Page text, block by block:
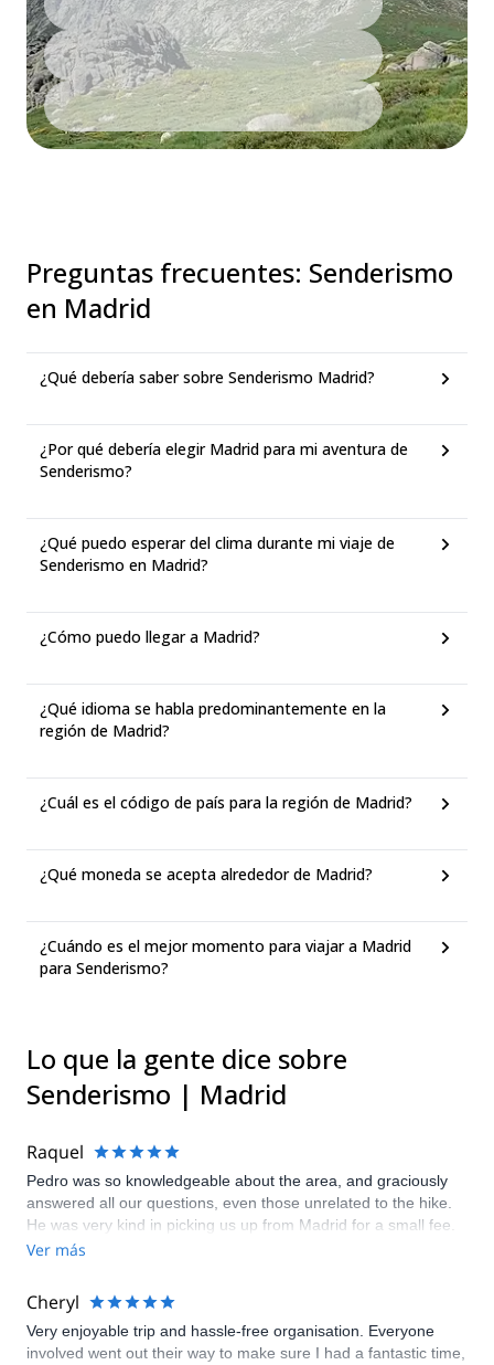
Preguntas frecuentes: Senderismo
en Madrid
¿Qué debería saber sobre Senderismo Madrid?
¿Por qué debería elegir Madrid para mi aventura de
Senderismo?
¿Qué puedo esperar del clima durante mi viaje de
Senderismo en Madrid?
¿Cómo puedo llegar a Madrid?
¿Qué idioma se habla predominantemente en la
región de Madrid?
¿Cuál es el código de país para la región de Madrid?
¿Qué moneda se acepta alrededor de Madrid?
¿Cuándo es el mejor momento para viajar a Madrid
para Senderismo?
Lo que la gente dice sobre
Senderismo | Madrid
Raquel
Pedro was so knowledgeable about the area, and graciously
answered all our questions, even those unrelated to the hike.
He was very kind in picking us up from Madrid for a small fee.
He also took a bunch of photos of my husband and I during the
pictures together from our trip to Spain. I'd definitely
recommend Pedro to anyone traveling to Madrid and
interested in experiencing nature outside the city.
Ver más
Cheryl
Very enjoyable trip and hassle-free organisation. Everyone
involved went out their way to make sure I had a fantastic time,